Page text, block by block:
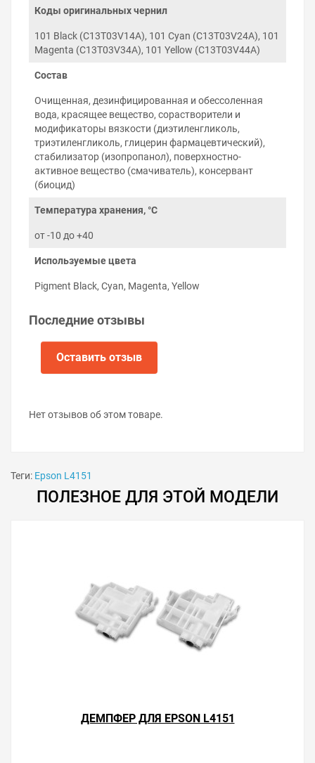
Химический состав, вязкость, поверхностное
характеристикам оригинальных чернил Epson.
Правила хранения и использования
чернил
Соблюдение правил использования чернил Epson
L4151 гарантирует беспроблемную работу принтера на
протяжении многих лет:
Используйте чернила до окончания срока
годности на упаковке.
Не смешивайте пигментные чернила с
водорастворимыми и наоборот. Не знаете какой
Храните чернила при комнатной температуре, в
Не разбавляйте чернила водой или другими
Постарайтесь печатать на принтере хотя бы раз
нуждаться в прочистке.
Коды оригинальных чернил
101 Black (C13T03V14A), 101 Cyan (C13T03V24A), 101
Magenta (C13T03V34A), 101 Yellow (C13T03V44A)
Состав
Очищенная, дезинфицированная и обессоленная
вода, красящее вещество, сорастворители и
модификаторы вязкости (диэтиленгликоль,
триэтиленгликоль, глицерин фармацевтический),
стабилизатор (изопропанол), поверхностно-
активное вещество (смачиватель), консервант
(биоцид)
Температура хранения, °C
от -10 до +40
Используемые цвета
Pigment Black, Cyan, Magenta, Yellow
Последние отзывы
Оставить отзыв
Нет отзывов об этом товаре.
Теги: Epson L4151
ПОЛЕЗНОЕ ДЛЯ ЭТОЙ МОДЕЛИ
ДЕМПФЕР ДЛЯ EPSON L4151